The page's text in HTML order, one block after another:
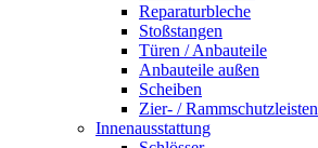
Reparaturbleche
Stoßstangen
Türen / Anbauteile
Anbauteile außen
Scheiben
Zier- / Rammschutzleisten
Innenausstattung